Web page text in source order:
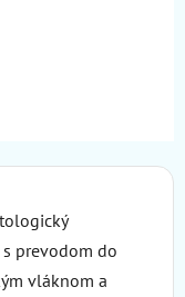
prevodom do
vláknom a